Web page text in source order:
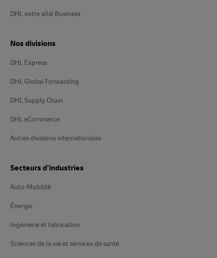
DHL votre allié Business
Nos divisions
DHL Express
DHL Global Forwarding
DHL Supply Chain
DHL eCommerce
Autres divisions internationales
Secteurs d’industries
Auto-Mobilité
Énergie
Ingénierie et fabrication
Sciences de la vie et services de santé